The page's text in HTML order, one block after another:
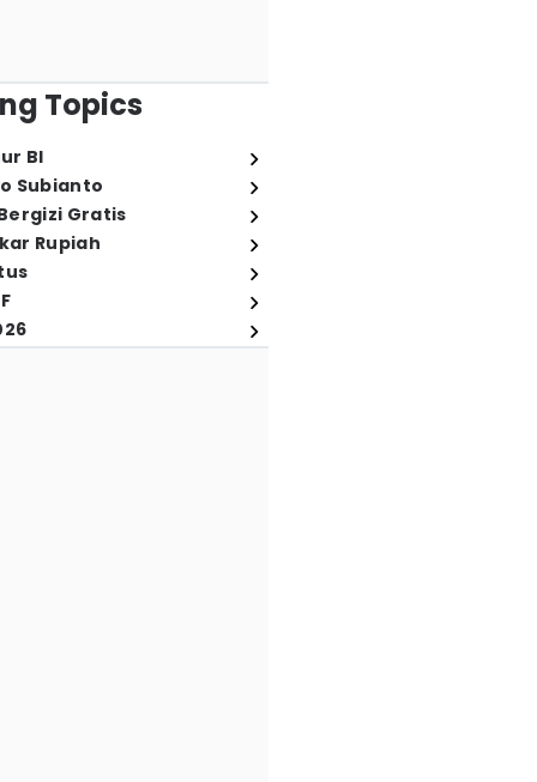
Topics
BI
Subianto
Gratis
Rupiah